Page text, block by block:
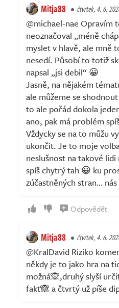
Mitja88 čtvrtek, 4. 6.
@michael-nae Opravím
neoznačoval „méně
myslet v hlavě, ale mně
nesedí. Působí to totiž
napsal „jsi debil“ 😀
Jasně, na nějakém
ale můžeme se
to ale pořád dokola
ano, pak má problém
Vždycky se na to můžu
ukončit. Je to moje
neslušnost na takové
spíš chytrý tah 😀 ku
zúčastněných stran…
Odpovědět
Mitja88 čtvrtek, 4. 6.
@KralDavid Riziko
někdy je to jako hra na
možná🙊,druhý slyší
fakt🙈 a čtvrtý už píše